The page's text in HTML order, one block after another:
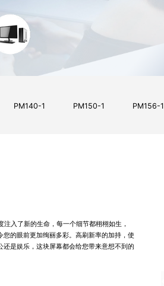
PM140-1 PM150-1 PM156-1
入了新的生命，每一个细节都栩栩如生，
的眼前更加绚丽多彩。高刷新率的加持，使
是娱乐，这块屏幕都会给您带来意想不到的